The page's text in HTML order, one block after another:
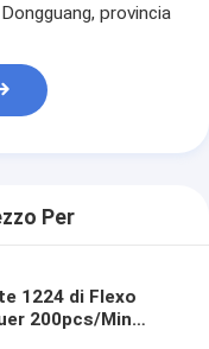
provincia
Per
1224 di Flexo
200pcs/Min